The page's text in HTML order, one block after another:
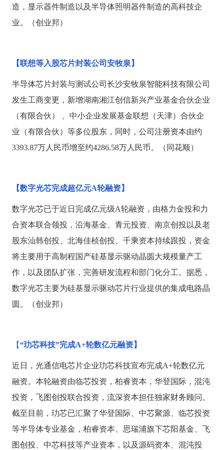
造，显示器件制造以及半导体照明器件制造的高科技企
业。（创业邦）
【联想等入股芯片封装公司安牧泉】
半导体芯片封装与测试公司长沙安牧泉智能科技有限公司
发生工商变更，新增湖南湘江创信新兴产业基金合伙企业
（有限合伙）
、中小企业发展基金联想（天津）合伙企
业（有限合伙）等多位股东，同时，公司注册资本由约
3393.87万人民币增至约4286.58万人民币。（同花顺）
【数字光芯完成超亿元A轮融资】
数字光芯已于近日完成亿元级A轮融资，由格力金投和力
合资本联合领投，沿海基金、青元投资、南京创投以及老
股东汕韩创投、北海佳桢创投、千乘资本持续跟投，资金
将主要用于高制程国产硅基显示驱动晶圆大规模量产工
作，以及团队扩张，完善研发流程和部门化分工。据悉，
数字光芯主要为硅基显示驱动芯片行业提供的集成电路晶
圆。（创业邦）
【“玏芯科技”完成A+轮数亿元融资】
近日，光通信电芯片企业玏芯科技宣布完成A+轮数亿元
融资。本轮融资由临芯投资，柏睿资本，华登国际，混沌
投资，飞图创投联合投资，流深资本担任独家财务顾问。
截至目前，玏芯已汇聚了华登国际、中芯聚源、临芯投资
等半导体专业基金，柏睿资本、思瑞浦旗下芯阳基金、飞
图创投、中芯科技等产业资本，以及源码资本、混沌投